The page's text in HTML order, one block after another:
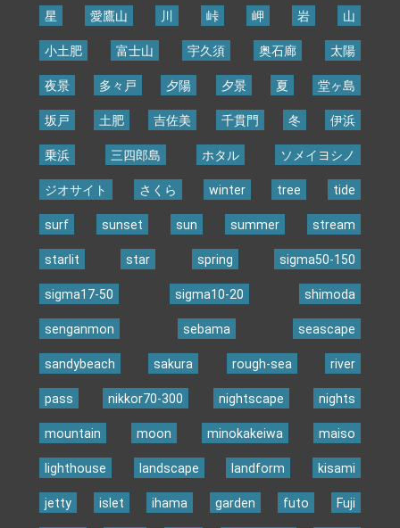
星 愛鷹山 川 峠 岬 岩 山
小土肥 富士山 宇久須 奥石廊 太陽
夜景 多々戸 夕陽 夕景 夏 堂ヶ島
坂戸 土肥 吉佐美 千貫門 冬 伊浜
乗浜 三四郎島 ホタル ソメイヨシノ
ジオサイト さくら winter tree tide
surf sunset sun summer stream
starlit star spring sigma50-150
sigma17-50 sigma10-20 shimoda
senganmon sebama seascape
sandybeach sakura rough-sea river
pass nikkor70-300 nightscape nights
mountain moon minokakeiwa maiso
lighthouse landscape landform kisami
jetty islet ihama garden futo Fuji